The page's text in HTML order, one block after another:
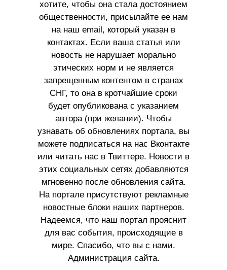
хотите, чтобы она стала достоянием
общественности, присылайте ее нам
на наш email, который указан в
контактах. Если ваша статья или
новость не нарушает морально
этических норм и не является
запрещенным контентом в странах
СНГ, то она в кротчайшие сроки
будет опубликована с указанием
автора (при желании). Чтобы
узнавать об обновлениях портала, вы
можете подписаться на нас Вконтакте
или читать нас в Твиттере. Новости в
этих социальных сетях добавляются
мгновенно после обновления сайта.
На портале присутствуют рекламные
новостные блоки наших партнеров.
Надеемся, что наш портал прояснит
для вас события, происходящие в
мире. Спасибо, что вы с нами.
Администрация сайта.